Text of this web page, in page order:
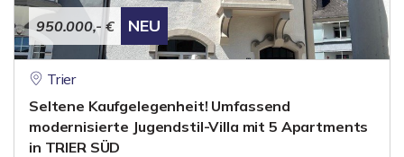
950.000,- € NEU
Trier
Seltene Kaufgelegenheit! Umfassend
modernisierte Jugendstil-Villa mit 5 Apartments
in TRIER SÜD